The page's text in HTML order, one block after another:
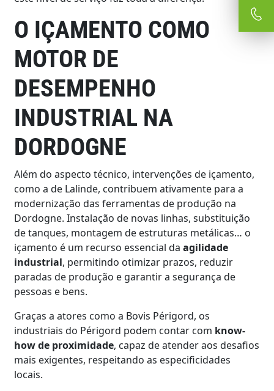
O IÇAMENTO COMO
MOTOR DE
DESEMPENHO
INDUSTRIAL NA
DORDOGNE
Além do aspecto técnico, intervenções de içamento,
como a de Lalinde, contribuem ativamente para a
modernização das ferramentas de produção na
Dordogne. Instalação de novas linhas, substituição
de tanques, montagem de estruturas metálicas… o
içamento é um recurso essencial da agilidade
industrial, permitindo otimizar prazos, reduzir
paradas de produção e garantir a segurança de
pessoas e bens.
Graças a atores como a Bovis Périgord, os
industriais do Périgord podem contar com know-
how de proximidade, capaz de atender aos desafios
mais exigentes, respeitando as especificidades
locais.